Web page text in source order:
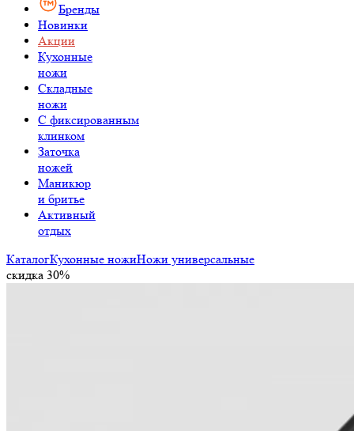
Бренды
Новинки
Акции
Кухонные
ножи
Складные
ножи
C фиксированным
клинком
Заточка
ножей
Маникюр
и бритье
Активный
отдых
КаталогКухонные ножиНожи универсальные
скидка 30%